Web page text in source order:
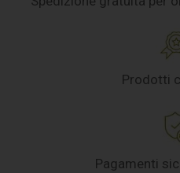
Prodotti
Pagamenti